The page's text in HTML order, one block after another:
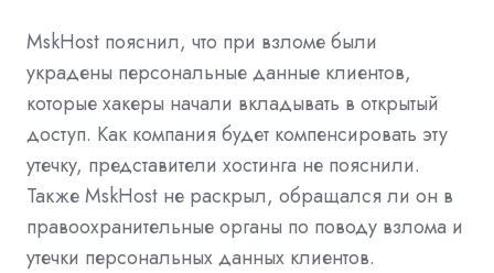
MskHost пояснил, что при взломе были
украдены персональные данные клиентов,
которые хакеры начали вкладывать в открытый
доступ. Как компания будет компенсировать эту
утечку, представители хостинга не пояснили.
Также MskHost не раскрыл, обращался ли он в
правоохранительные органы по поводу взлома и
утечки персональных данных клиентов.